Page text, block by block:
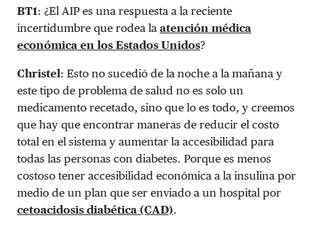
BT1: ¿El AIP es una respuesta a la reciente
incertidumbre que rodea la atención médica
económica en los Estados Unidos?
Christel: Esto no sucedió de la noche a la mañana y
este tipo de problema de salud no es solo un
medicamento recetado, sino que lo es todo, y creemos
que hay que encontrar maneras de reducir el costo
total en el sistema y aumentar la accesibilidad para
todas las personas con diabetes. Porque es menos
costoso tener accesibilidad económica a la insulina por
medio de un plan que ser enviado a un hospital por
cetoacidosis diabética (CAD).